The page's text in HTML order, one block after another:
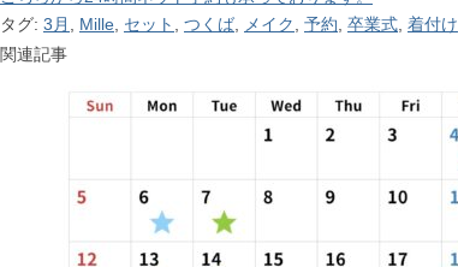
タグ: 3月 Mille セット つくば メイク 予約 卒業式 着付け
関連記事